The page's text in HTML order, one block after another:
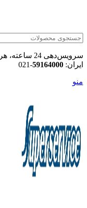
سرویس‌دهی
ایران: 59164000
-021
منو